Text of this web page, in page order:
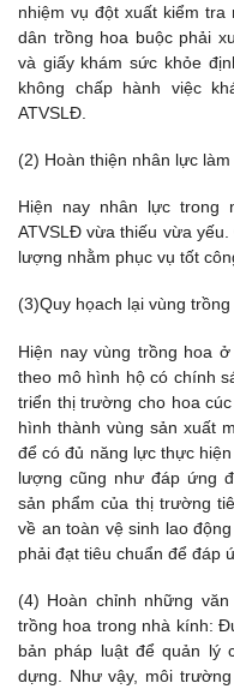
nhiệm vụ đột xuất kiểm
dân trồng hoa buộc phải
và giấy khám sức khỏe
không chấp hành việc
ATVSLĐ.
(2) Hoàn thiện nhân lực
Hiện nay nhân lực trong
ATVSLĐ vừa thiếu vừa
lượng nhằm phục vụ tốt
(3)Quy họach lại vùng
Hiện nay vùng trồng hoa
theo mô hình hộ có chính
triển thị trường cho hoa
hình thành vùng sản xuất
để có đủ năng lực thực
lượng cũng như đáp ứng
sản phẩm của thị trường
về an toàn vệ sinh lao
phải đạt tiêu chuẩn để đáp
(4) Hoàn chỉnh những
trồng hoa trong nhà kính:
bản pháp luật để quản lý
dựng. Như vậy, môi